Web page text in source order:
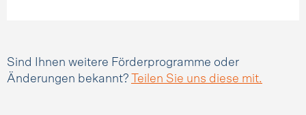
Sind Ihnen weitere Förderprogramme oder
Änderungen bekannt?
Teilen Sie uns diese mit.